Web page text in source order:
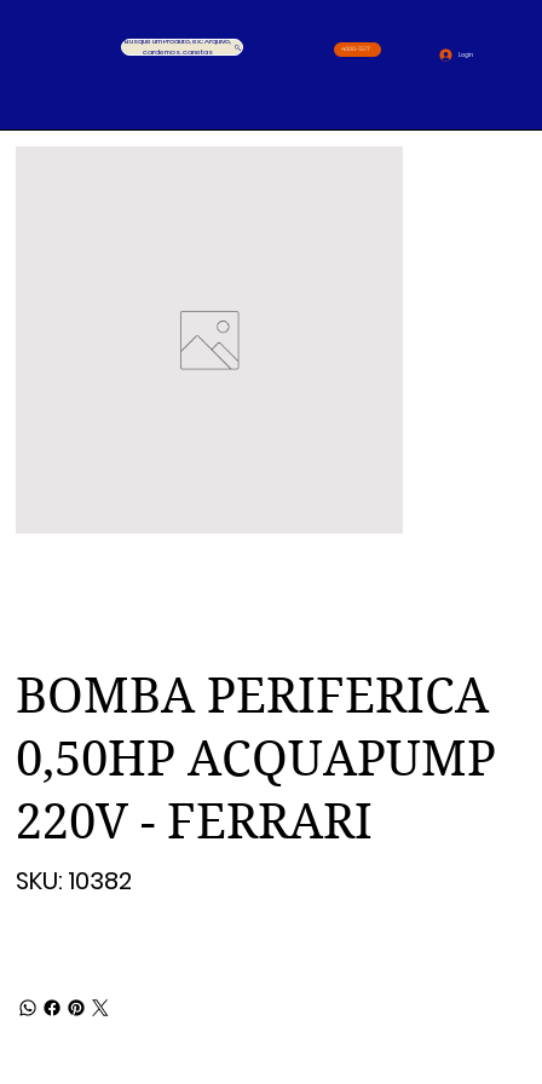
Busque um Produto, ex.: Arquivo,
cardernos, canetas
4000-1517
Login
BOMBA PERIFERICA
0,50HP ACQUAPUMP
220V - FERRARI
SKU:
10382
10382